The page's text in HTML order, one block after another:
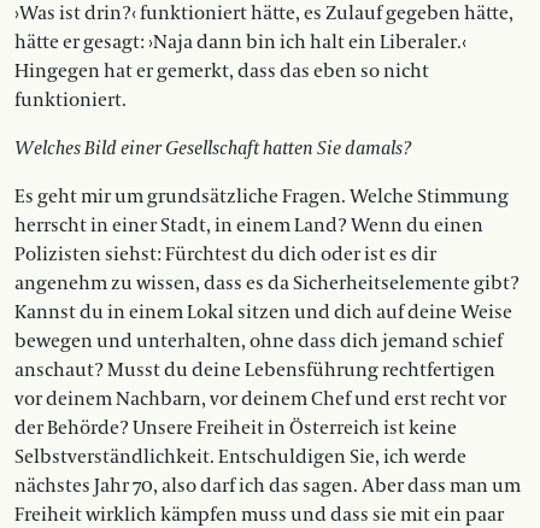
›Was ist drin?‹ funktioniert hätte, es Zulauf gegeben hätte,
hätte er gesagt: ›Naja dann bin ich halt ein Liberaler.‹
Hingegen hat er gemerkt, dass das eben so nicht
funktioniert.
Welches Bild einer Gesellschaft hatten Sie damals?
Es geht mir um grundsätzliche Fragen. Welche Stimmung
herrscht in einer Stadt, in einem Land? Wenn du einen
Polizisten siehst: Fürchtest du dich oder ist es dir
angenehm zu wissen, dass es da Sicherheitselemente gibt?
Kannst du in einem Lokal sitzen und dich auf deine Weise
bewegen und unterhalten, ohne dass dich jemand schief
anschaut? Musst du deine Lebensführung rechtfertigen
vor deinem Nachbarn, vor deinem Chef und erst recht vor
der Behörde? Unsere Freiheit in Österreich ist keine
Selbstverständlichkeit. Entschuldigen Sie, ich werde
nächstes Jahr 70, also darf ich das sagen. Aber dass man um
Freiheit wirklich kämpfen muss und dass sie mit ein paar